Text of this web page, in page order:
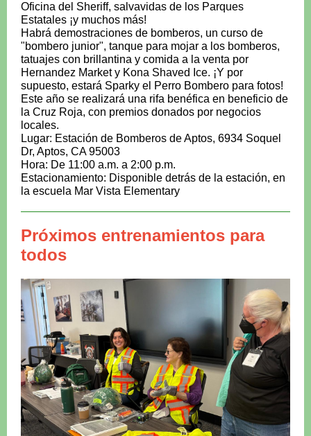
Oficina del Sheriff, salvavidas de los Parques
Estatales ¡y muchos más!
Habrá demostraciones de bomberos, un curso de
"bombero junior", tanque para mojar a los bomberos,
tatuajes con brillantina y comida a la venta por
Hernandez Market y Kona Shaved Ice. ¡Y por
supuesto, estará Sparky el Perro Bombero para fotos!
Este año se realizará una rifa benéfica en beneficio de
la Cruz Roja, con premios donados por negocios
locales.
Lugar: Estación de Bomberos de Aptos, 6934 Soquel
Dr, Aptos, CA 95003
Hora: De 11:00 a.m. a 2:00 p.m.
Estacionamiento: Disponible detrás de la estación, en
la escuela Mar Vista Elementary
Próximos entrenamientos para
todos